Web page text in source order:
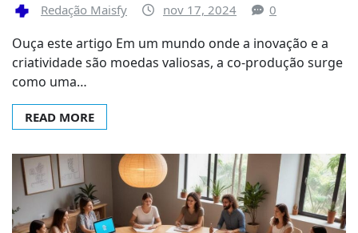
Redação Maisfy nov 17, 2024 0
Ouça este artigo Em um mundo onde a inovação e a
criatividade são moedas valiosas, a co-produção surge
como uma…
READ MORE